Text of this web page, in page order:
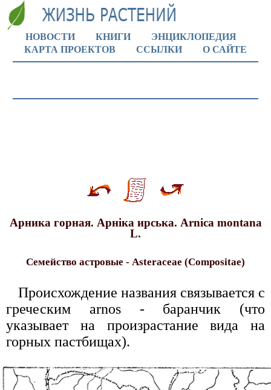
НОВОСТИ КНИГИ
ЭНЦИКЛОПЕДИЯ
КАРТА ПРОЕКТОВ
ССЫЛКИ О САЙТЕ
Арника горная. Арнiкa ирська. Arnica montana
L.
Семейство астровые - Asteraceae (Compositae)
Происхождение названия связывается с
греческим arnos - баранчик (что
указывает на произрастание вида на
горных пастбищах).